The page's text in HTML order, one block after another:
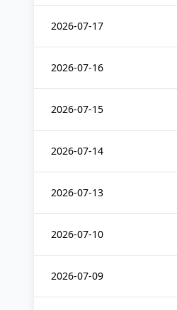
2026-07-17
2026-07-16
2026-07-15
2026-07-14
2026-07-13
2026-07-10
2026-07-09